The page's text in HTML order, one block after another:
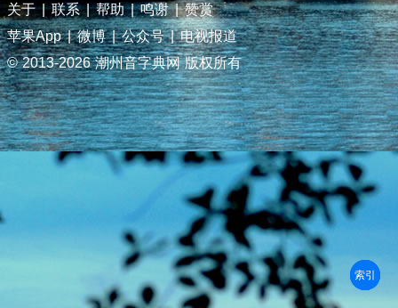
关于 | 联系 | 帮助 | 鸣谢 | 赞赏
苹果App | 微博 | 公众号 | 电视报道
© 2013-2026 潮州音字典网 版权所有
部首
笔划
拼音
潮拼